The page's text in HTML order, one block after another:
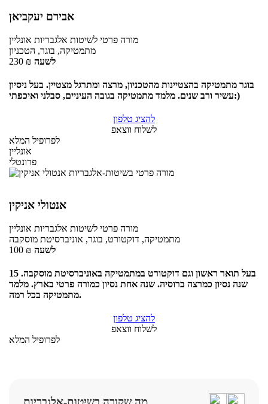
אבירם יעקביאן
מורה פרטי לשיטות אלגבריות אונליין
מתמטיקה, בוגר, הטכניון
230 ₪ לשעה
בוגר מתמטיקה בהצטיינות מהטכניון, מרצה ומתרגל מצטיין. בעל ניסיון
עשיר ורב שנים. מלמד מתמטיקה בגובה העיניים, סבלני ואיכפתי:)
להציג טלפון
לשלוח ווצאפ
לפרופיל המלא
אונליין
פרונטלי
אנטולי אניקין
מורה פרטי לשיטות אלגבריות אונליין
מתמטיקה, דוקטורט, בוגר, אוניברסיטת מוסקבה
100 ₪ לשעה
בעל תואר ראשון וגם דוקטורט במתמטיקה באוניברסיטת מוסקבה. 15
שנה נסיון כמרצה ברוסיה. שנה אחת נסיון כמורה פרטי בארץ. מלמד
מתמטיקה בכל רמה.
להציג טלפון
לשלוח ווצאפ
לפרופיל המלא